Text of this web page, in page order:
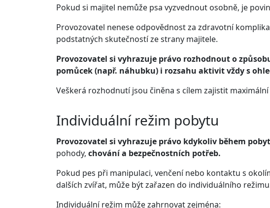
Pokud si majitel nemůže psa vyzvednout osobně, je
Provozovatel nenese odpovědnost za zdravotní
podstatných skutečností ze strany majitele.
Provozovatel si vyhrazuje právo rozhodnout o
pomůcek (např. náhubku) i rozsahu aktivit vždy s
Veškerá rozhodnutí jsou činěna s cílem zajistit
Individuální režim pobytu
Provozovatel si vyhrazuje právo kdykoliv během
pohody, chování a bezpečnostních potřeb.
Pokud pes při manipulaci, venčení nebo kontaktu s
dalších zvířat, může být zařazen do individuálního
Individuální režim může zahrnovat zejména: